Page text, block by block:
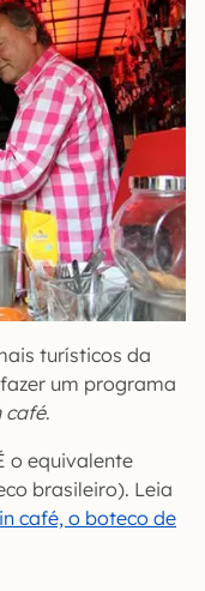
turísticos da
um programa
café.
o equivalente
brasileiro). Leia
café, o boteco de